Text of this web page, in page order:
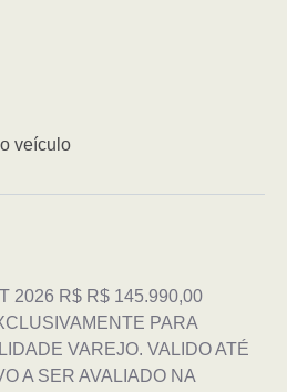
veículo
2026 R$ R$ 145.990,00
PARA
VAREJO. VALIDO ATÉ
A SER AVALIADO NA